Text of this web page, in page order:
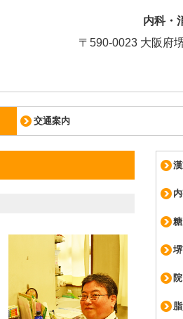
内科・
〒590-0023 大阪府
交通案内